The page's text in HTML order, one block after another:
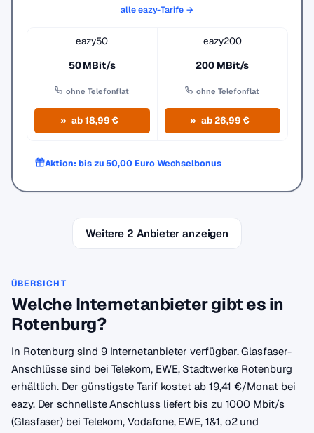
alle eazy-Tarife →
eazy50
50 MBit/s
ohne Telefonflat
ab 18,99 €
eazy200
200 MBit/s
ohne Telefonflat
ab 26,99 €
Aktion: bis zu 50,00 Euro Wechselbonus
Weitere 2 Anbieter anzeigen
ÜBERSICHT
Welche Internetanbieter gibt es in
Rotenburg?
In Rotenburg sind 9 Internetanbieter verfügbar. Glasfaser-
Anschlüsse sind bei Telekom, EWE, Stadtwerke Rotenburg
erhältlich. Der günstigste Tarif kostet ab 19,41 €/Monat bei
eazy. Der schnellste Anschluss liefert bis zu 1000 Mbit/s
(Glasfaser) bei Telekom, Vodafone, EWE, 1&1, o2 und